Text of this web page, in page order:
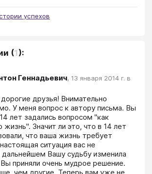
успехов
(1):
Геннадьевич, 13 января 2014 г. в
друзья! Внимательно
У меня вопрос к автору письма. Вы
лет задались вопросом "как
жизнь". Значит ли это, что в 14 лет
что ваша жизнь требует
ситуация вас не
приняли очень мудрое решение.
чем другие. Теперь вам уже не